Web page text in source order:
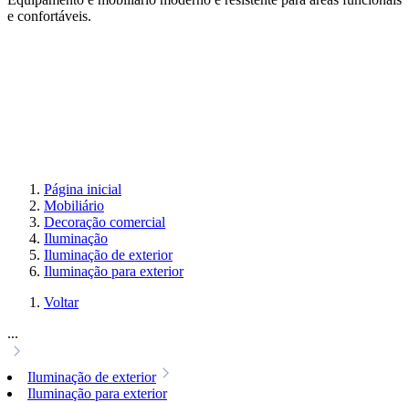
e confortáveis.
Página inicial
Mobiliário
Decoração comercial
Iluminação
Iluminação de exterior
Iluminação para exterior
Voltar
...
Iluminação de exterior
Iluminação para exterior